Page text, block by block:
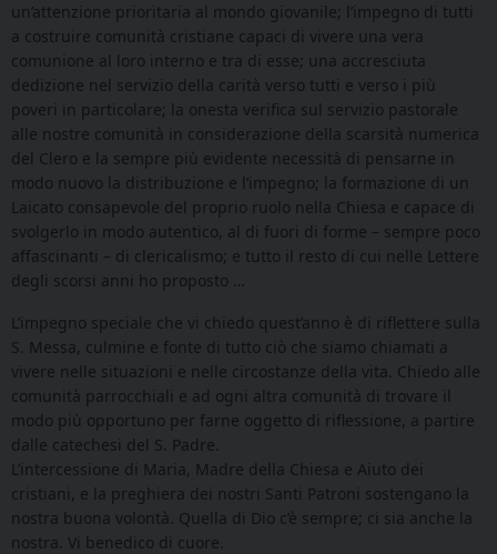
un’attenzione prioritaria al mondo giovanile; l’impegno di tutti
a costruire comunità cristiane capaci di vivere una vera
comunione al loro interno e tra di esse; una accresciuta
dedizione nel servizio della carità verso tutti e verso i più
poveri in particolare; la onesta verifica sul servizio pastorale
alle nostre comunità in considerazione della scarsità numerica
del Clero e la sempre più evidente necessità di pensarne in
modo nuovo la distribuzione e l’impegno; la formazione di un
Laicato consapevole del proprio ruolo nella Chiesa e capace di
svolgerlo in modo autentico, al di fuori di forme – sempre poco
affascinanti – di clericalismo; e tutto il resto di cui nelle Lettere
degli scorsi anni ho proposto …
L’impegno speciale che vi chiedo quest’anno è di riflettere sulla
S. Messa, culmine e fonte di tutto ciò che siamo chiamati a
vivere nelle situazioni e nelle circostanze della vita. Chiedo alle
comunità parrocchiali e ad ogni altra comunità di trovare il
modo più opportuno per farne oggetto di riflessione, a partire
dalle catechesi del S. Padre.
L’intercessione di Maria, Madre della Chiesa e Aiuto dei
cristiani, e la preghiera dei nostri Santi Patroni sostengano la
nostra buona volontà. Quella di Dio c’è sempre; ci sia anche la
nostra. Vi benedico di cuore.